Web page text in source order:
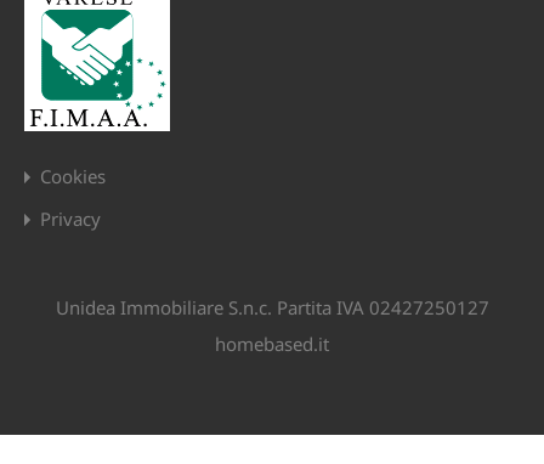
Cookies
Privacy
Unidea Immobiliare S.n.c. Partita IVA 02427250127
homebased.it